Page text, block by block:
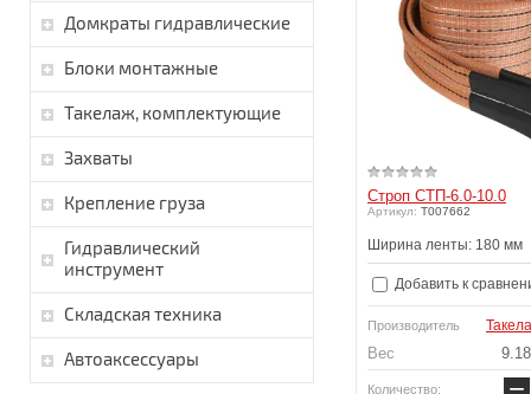
Строп СТП-6.0-10.0
Артикул: T007662
Ширина ленты: 180 мм
Добавить к
Производитель
Вес
Количество:
Домкраты гидравлические
Блоки монтажные
Такелаж, комплектующие
Захваты
Крепление груза
Гидравлический
инструмент
Складская техника
Автоаксессуары